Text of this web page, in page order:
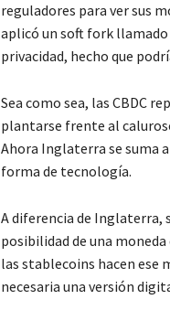
reguladores para ver sus
aplicó un soft fork
privacidad, hecho que
Sea como sea, las CBDC
plantarse frente al
Ahora Inglaterra se suma
forma de tecnología.
A diferencia de Inglaterra,
posibilidad de una
las stablecoins hacen ese
necesaria una versión